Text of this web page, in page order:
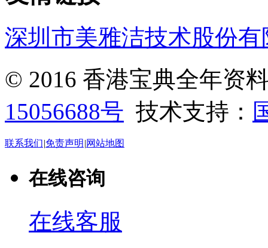
深圳市美雅洁技术股份有
© 2016 香港宝典全年资
15056688号 技术支持：
联系我们|免责声明 |网站地图
在线咨询
在线客服